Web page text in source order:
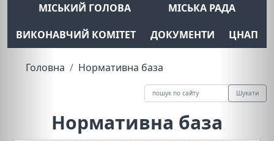
МІСЬКИЙ ГОЛОВА
МІСЬКА РАДА
ВИКОНАВЧИЙ КОМІТЕТ
ДОКУМЕНТИ ЦНАП
Головна Нормативна база
Шукати
Нормативна база